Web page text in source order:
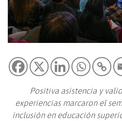
Positiva asistencia y
experiencias marcaron el
inclusión en educación